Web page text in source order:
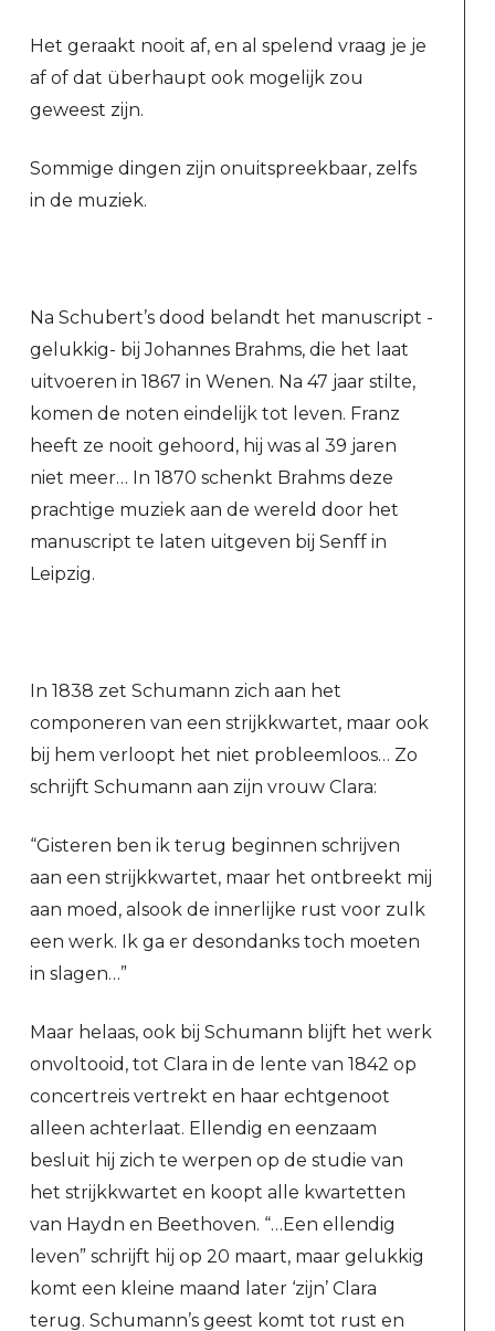
Het geraakt nooit af, en al spelend vraag je je
af of dat überhaupt ook mogelijk zou
geweest zijn.
Sommige dingen zijn onuitspreekbaar, zelfs
in de muziek.
Na Schubert’s dood belandt het manuscript -
gelukkig- bij Johannes Brahms, die het laat
uitvoeren in 1867 in Wenen. Na 47 jaar stilte,
komen de noten eindelijk tot leven. Franz
heeft ze nooit gehoord, hij was al 39 jaren
niet meer… In 1870 schenkt Brahms deze
prachtige muziek aan de wereld door het
manuscript te laten uitgeven bij Senff in
Leipzig.
In 1838 zet Schumann zich aan het
componeren van een strijkkwartet, maar ook
bij hem verloopt het niet probleemloos… Zo
schrijft Schumann aan zijn vrouw Clara:
“Gisteren ben ik terug beginnen schrijven
aan een strijkkwartet, maar het ontbreekt mij
aan moed, alsook de innerlijke rust voor zulk
een werk. Ik ga er desondanks toch moeten
in slagen…”
Maar helaas, ook bij Schumann blijft het werk
onvoltooid, tot Clara in de lente van 1842 op
concertreis vertrekt en haar echtgenoot
alleen achterlaat. Ellendig en eenzaam
besluit hij zich te werpen op de studie van
het strijkkwartet en koopt alle kwartetten
van Haydn en Beethoven. “…Een ellendig
leven” schrijft hij op 20 maart, maar gelukkig
komt een kleine maand later ‘zijn’ Clara
terug. Schumann’s geest komt tot rust en